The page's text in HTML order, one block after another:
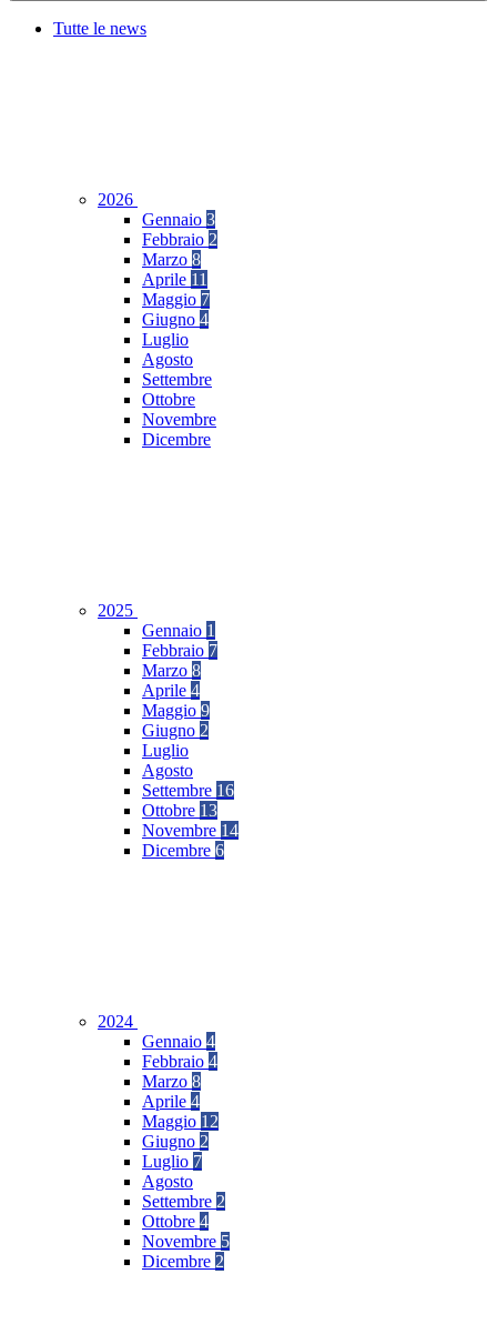
Tutte le news
2026
Gennaio 3
Febbraio 2
Marzo 8
Aprile 11
Maggio 7
Giugno 4
Luglio
Agosto
Settembre
Ottobre
Novembre
Dicembre
2025
Gennaio 1
Febbraio 7
Marzo 8
Aprile 4
Maggio 9
Giugno 2
Luglio
Agosto
Settembre 16
Ottobre 13
Novembre 14
Dicembre 6
2024
Gennaio 4
Febbraio 4
Marzo 8
Aprile 4
Maggio 12
Giugno 2
Luglio 7
Agosto
Settembre 2
Ottobre 4
Novembre 5
Dicembre 2